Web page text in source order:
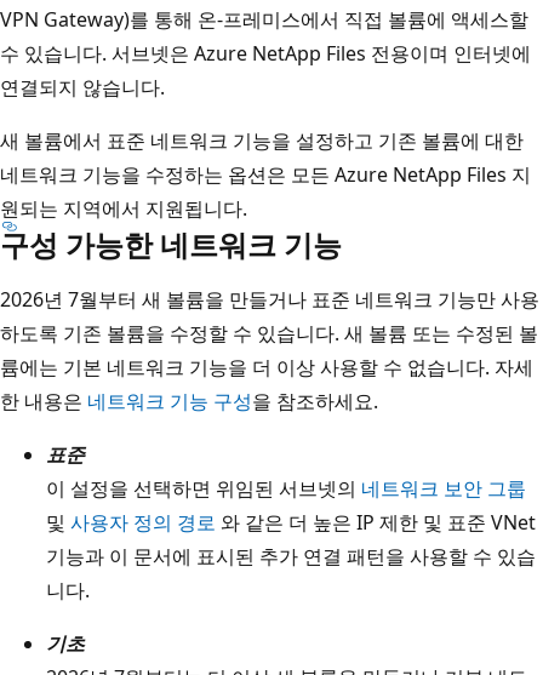
VPN Gateway)를 통해 온-프레미스에서 직접 볼륨에 액세스할
수 있습니다. 서브넷은 Azure NetApp Files 전용이며 인터넷에
연결되지 않습니다.
새 볼륨에서 표준 네트워크 기능을 설정하고 기존 볼륨에 대한
네트워크 기능을 수정하는 옵션은 모든 Azure NetApp Files 지
원되는 지역에서 지원됩니다.
구성 가능한 네트워크 기능
2026년 7월부터 새 볼륨을 만들거나 표준 네트워크 기능만 사용
하도록 기존 볼륨을 수정할 수 있습니다. 새 볼륨 또는 수정된 볼
륨에는 기본 네트워크 기능을 더 이상 사용할 수 없습니다. 자세
한 내용은 네트워크 기능 구성을 참조하세요.
표준
이 설정을 선택하면 위임된 서브넷의 네트워크 보안 그룹
및 사용자 정의 경로 와 같은 더 높은 IP 제한 및 표준 VNet
기능과 이 문서에 표시된 추가 연결 패턴을 사용할 수 있습
니다.
기초